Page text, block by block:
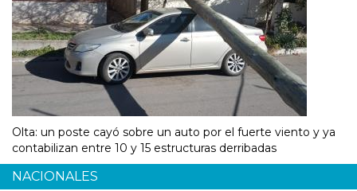
Olta: un poste cayó sobre un auto por el fuerte viento y ya
contabilizan entre 10 y 15 estructuras derribadas
NACIONALES